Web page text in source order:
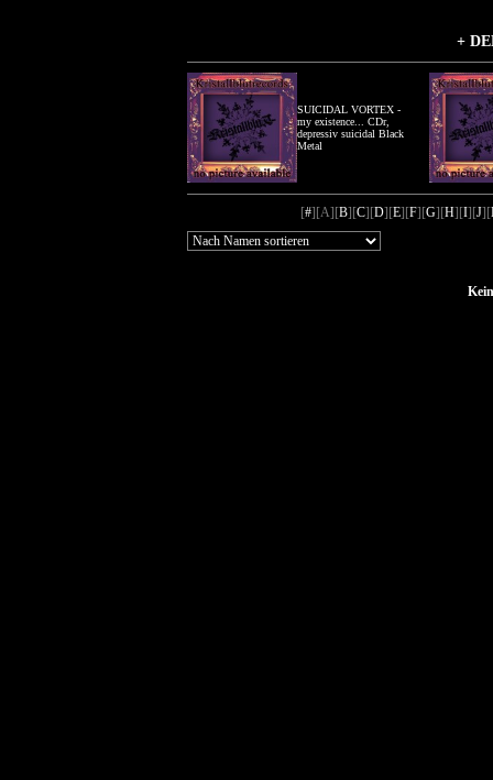
+
SUICIDAL VORTEX -
my existence... CDr,
depressiv suicidal Black
Metal
[#][A][B][C][D][E][F][G][H][I][J][